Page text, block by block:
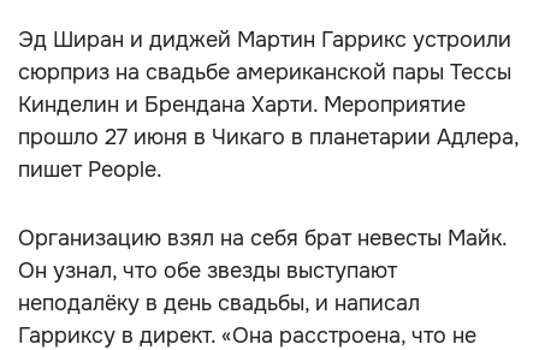
Эд Ширан и диджей Мартин Гаррикс устроили
сюрприз на свадьбе американской пары Тессы
Кинделин и Брендана Харти. Мероприятие
прошло 27 июня в Чикаго в планетарии Адлера,
пишет People.
Организацию взял на себя брат невесты Майк.
Он узнал, что обе звезды выступают
неподалёку в день свадьбы, и написал
Гарриксу в директ. «Она расстроена, что не